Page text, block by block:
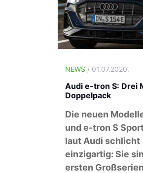
NEWS / 01.07.2020.
Audi e-tron S: Drei
Doppelpack
Die neuen
und e-tron S
laut Audi schlicht
einzigartig: Sie
ersten